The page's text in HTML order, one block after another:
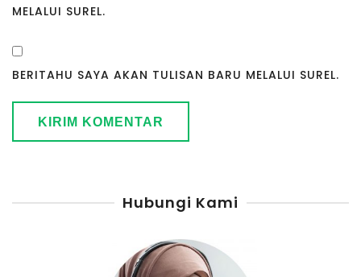
MELALUI SUREL.
BERITAHU SAYA AKAN TULISAN BARU MELALUI SUREL.
Hubungi Kami